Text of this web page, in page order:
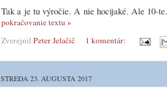
Tak a je tu výročie. A nie hocijaké. Ale 10-
pokračovanie textu »
Zverejnil Peter Jelačič 1 komentár:
STREDA 23. AUGUSTA 2017